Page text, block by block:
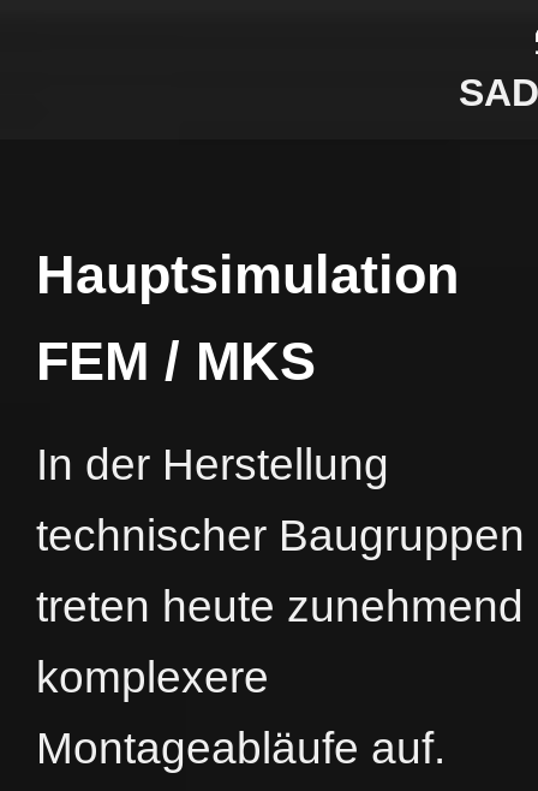
Hauptsimulation
FEM / MKS
In der Herstellung
technischer Baugruppen
treten heute zunehmend
komplexere
Montageabläufe auf.